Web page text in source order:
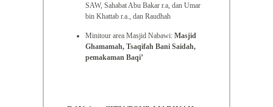
SAW, Sahabat Abu Bakar r.a, dan Umar
bin Khattab r.a., dan Raudhah
Minitour area Masjid Nabawi:Masjid
Ghamamah, Tsaqifah Bani Saidah,
pemakaman Baqi’